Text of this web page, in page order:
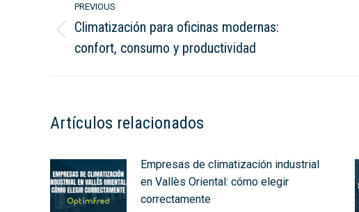
navigation
PREVIOUS
post:
Climatización para oficinas modernas:
confort, consumo y productividad
Artículos relacionados
Empresas de climatización industrial
en Vallès Oriental: cómo elegir
correctamente